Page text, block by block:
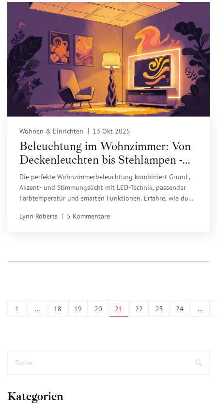
Wohnen & Einrichten 13 Okt 2025
Beleuchtung im Wohnzimmer: Von
Deckenleuchten bis Stehlampen -
Die perfekte Lichtplanung 2025
Die perfekte Wohnzimmerbeleuchtung kombiniert Grund-,
Akzent- und Stimmungslicht mit LED-Technik, passender
Farbtemperatur und smarten Funktionen. Erfahre, wie du
umsetzt.
Lynn Roberts 5 Kommentare
1 … 18 19 20 21 22 23 24 …
Kategorien